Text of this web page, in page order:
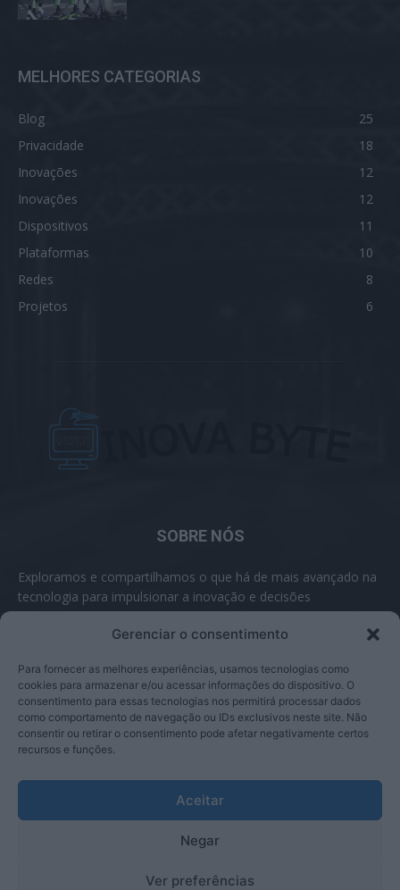
Gerenciar o consentimento
Para fornecer as melhores experiências, usamos tecnologias como
cookies para armazenar e/ou acessar informações do dispositivo. O
consentimento para essas tecnologias nos permitirá processar dados
como comportamento de navegação ou IDs exclusivos neste site. Não
consentir ou retirar o consentimento pode afetar negativamente certos
recursos e funções.
Aceitar
Negar
Ver preferências
MELHORES CATEGORIAS
Blog
25
Privacidade
18
Inovações
12
Inovações
12
Dispositivos
11
Plataformas
10
Redes
8
Projetos
6
SOBRE NÓS
Exploramos e compartilhamos o que há de mais avançado na
tecnologia para impulsionar a inovação e decisões
inteligentes.
SIGA-NOS